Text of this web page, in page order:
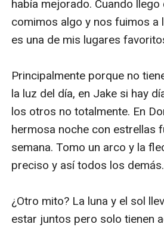
había mejorado. Cuando llego
comimos algo y nos fuimos a
es una de mis lugares
Principalmente porque no
la luz del día, en Jake si hay
los otros no totalmente. En
hermosa noche con estrellas
semana. Tomo un arco y la
preciso y así todos los demás.
¿Otro mito? La luna y el sol
estar juntos pero solo tienen